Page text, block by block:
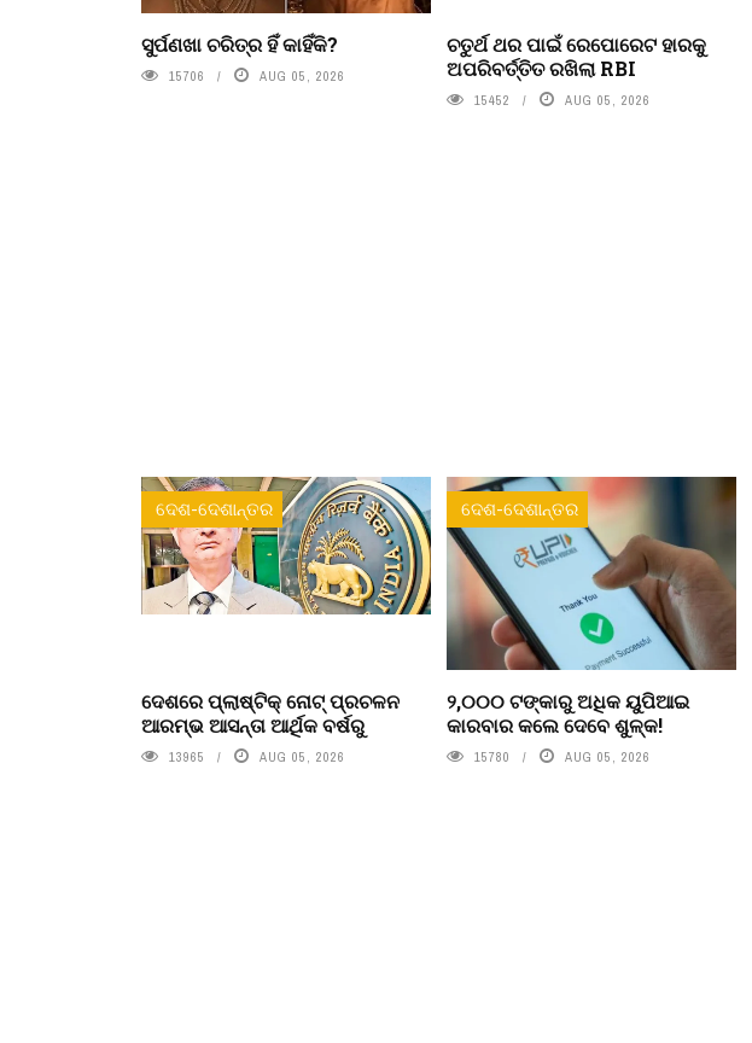
ସୁର୍ପଣଖା ଚରିତ୍ର ହିଁ କାହିଁକି?
15706 AUG 05, 2026
ଚତୁର୍ଥ ଥର ପାଇଁ ରେପୋରେଟ ହାରକୁ
ଅପରିବର୍ତ୍ତିତ ରଖିଲା RBI
15452 AUG 05, 2026
ଦେଶ-ଦେଶାନ୍ତର
ଦେଶରେ ପ୍ଲାଷ୍ଟିକ୍ ନୋଟ୍‌ ପ୍ରଚଳନ
ଆରମ୍ଭ ଆସନ୍ତା ଆର୍ଥିକ ବର୍ଷରୁ
13965 AUG 05, 2026
ଦେଶ-ଦେଶାନ୍ତର
୨,୦୦୦ ଟଙ୍କାରୁ ଅଧିକ ୟୁପିଆଇ
କାରବାର କଲେ ଦେବେ ଶୁଳ୍କ!
15780 AUG 05, 2026